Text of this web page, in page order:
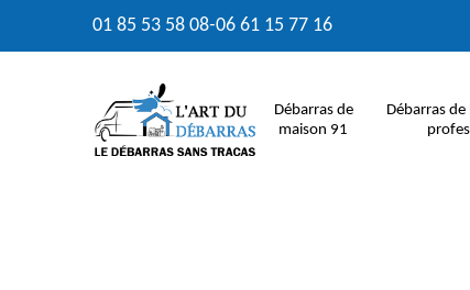
01 85 53 58 08-06 61 15 77 16
Débarras de
maison 91
Débarras